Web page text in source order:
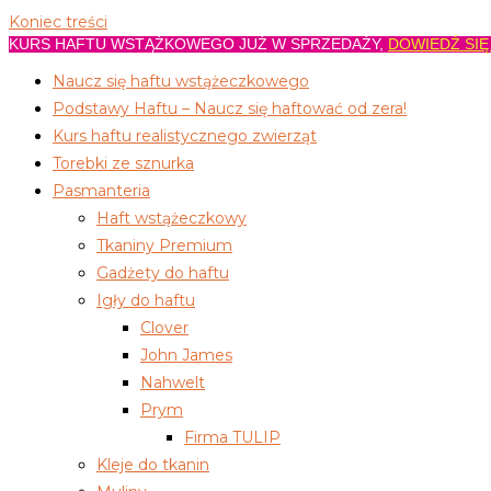
Koniec treści
KURS HAFTU WSTĄŻKOWEGO JUŻ W SPRZEDAŻY, DOWIEDŹ
Naucz się haftu wstążeczkowego
Podstawy Haftu – Naucz się haftować od zera!
Kurs haftu realistycznego zwierząt
Torebki ze sznurka
Pasmanteria
Haft wstążeczkowy
Tkaniny Premium
Gadżety do haftu
Igły do haftu
Clover
John James
Nahwelt
Prym
Firma TULIP
Kleje do tkanin